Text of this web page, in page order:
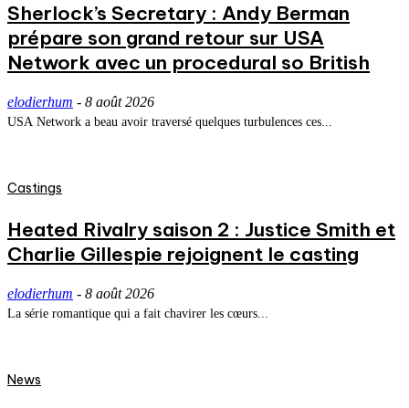
Sherlock’s Secretary : Andy Berman
prépare son grand retour sur USA
Network avec un procedural so British
elodierhum - 8 août 2026
USA Network a beau avoir traversé quelques turbulences ces...
Castings
Heated Rivalry saison 2 : Justice Smith et
Charlie Gillespie rejoignent le casting
elodierhum - 8 août 2026
La série romantique qui a fait chavirer les cœurs...
News